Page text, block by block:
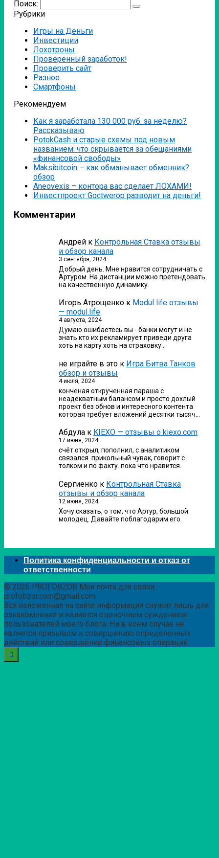
Поиск:
Рубрики
Игры на Деньги
Инвестиции
Лохотроны
Проверенный заработок!
Проверить сайт
Разное
Смартфоны
Рекомендуем
Как я заработала 130 000 руб. за неделю?
Рассказываю
PotokCash и старые схемы под новым
названием: что скрывается за обещаниями
«финансовой свободы»
Мaksibitcoin – как обманывает обменник?
обзор
Аneovexis – контора вас сделает ЛОХАМИ!
Инвестпроект Goctwerop разводит на деньги!
Комментарии
Андрей к Контрольная Ставка отзывы
и обзор канала
3 сентября, 2024
Добрый день. Мне нравится сотрудничать с
Артуром. На дистанции можно претендовать
на качественную динамику.
Игорь Атрощенко к Modul life отзывы
— modul.life
4 августа, 2024
Думаю ошибаетесь вы - банки могут и не
знать кто их рекламирует приведи друга
хоть на карту хоть на страховку…
не играйте в это к Игра Битва Танков
обзор и отзывы
4 июля, 2024
конченая открученная параша с
неадекватным балансом и просто дохлый
проект без обнов и интересного контента
которая требует вложений десятки тысяч…
Абдула к KIEXO — отзывы о kiexo.com
17 июня, 2024
счёт открыл, пополнил, с аналитиком
связался. прикольный чувак, говорит с
толком и по факту. пока что нравится.
Сергиенко к Контрольная Ставка
отзывы и обзор канала
12 июня, 2024
Хочу сказать, о том, что Артур, большой
молодец. Давайте поблагодарим его.
Политика конфиденциальности и отказ от
ответственности
© 2026 PROFOBZOR Моя почта для связи:
profobzor.com@gmail.com
Вся изложенная на сайте информация служит лишь для
ознакомления и является оценочным суждением
пользователей моего блога. Ни в коем случае не
является призывом к совершению определенных
действий или совершение финансовых операций.